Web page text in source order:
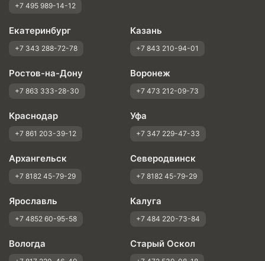
+7 495 989-14-12
Екатеринбург
+7 343 288-72-78
Казань
+7 843 210-94-01
Ростов-на-Дону
+7 863 333-28-30
Воронеж
+7 473 212-09-73
Краснодар
+7 861 203-39-12
Уфа
+7 347 229-47-33
Архангельск
+7 8182 45-79-29
Северодвинск
+7 8182 45-79-29
Ярославль
+7 4852 60-95-58
Калуга
+7 484 220-73-84
Вологда Старый Оскол